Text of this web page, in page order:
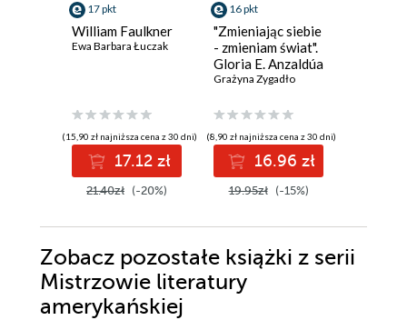
17 pkt
William Faulkner
Ewa Barbara Łuczak
(15,90 zł najniższa cena z 30 dni)
17.12 zł
21.40zł (-20%)
16 pkt
"Zmieniając siebie
- zmieniam świat".
Gloria E. Anzaldúa
i jej pisarstwo
rozwoju w ujęciu
społeczno-
kulturowym
Grażyna Zygadło
(8,90 zł najniższa cena z 30 dni)
16.96 zł
19.95zł (-15%)
Zobacz pozostałe książki z serii
Mistrzowie literatury
amerykańskiej